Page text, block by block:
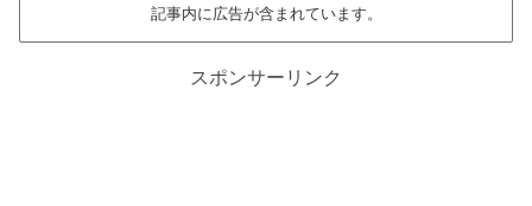
記事内に広告が含まれています。
スポンサーリンク